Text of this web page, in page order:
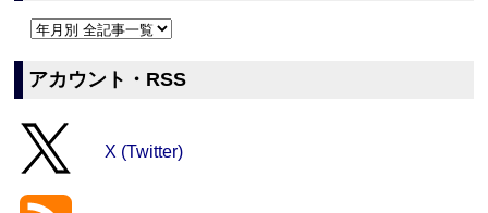
アカウント・RSS
X (Twitter)